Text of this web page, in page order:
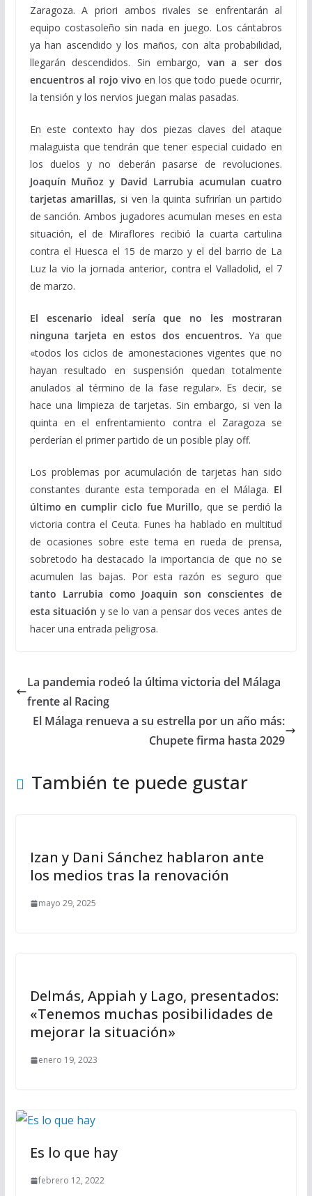
Zaragoza. A priori ambos rivales se enfrentarán al
equipo costasoleño sin nada en juego. Los cántabros
ya han ascendido y los maños, con alta probabilidad,
llegarán descendidos. Sin embargo, van a ser dos
encuentros al rojo vivo en los que todo puede ocurrir,
la tensión y los nervios juegan malas pasadas.
En este contexto hay dos piezas claves del ataque
malaguista que tendrán que tener especial cuidado en
los duelos y no deberán pasarse de revoluciones.
Joaquín Muñoz y David Larrubia acumulan cuatro
tarjetas amarillas, si ven la quinta sufrirían un partido
de sanción. Ambos jugadores acumulan meses en esta
situación, el de Miraflores recibió la cuarta cartulina
contra el Huesca el 15 de marzo y el del barrio de La
Luz la vio la jornada anterior, contra el Valladolid, el 7
de marzo.
El escenario ideal sería que no les mostraran
ninguna tarjeta en estos dos encuentros. Ya que
«todos los ciclos de amonestaciones vigentes que no
hayan resultado en suspensión quedan totalmente
anulados al término de la fase regular». Es decir, se
hace una limpieza de tarjetas. Sin embargo, si ven la
quinta en el enfrentamiento contra el Zaragoza se
perderían el primer partido de un posible play off.
Los problemas por acumulación de tarjetas han sido
constantes durante esta temporada en el Málaga. El
último en cumplir ciclo fue Murillo, que se perdió la
victoria contra el Ceuta. Funes ha hablado en multitud
de ocasiones sobre este tema en rueda de prensa,
sobretodo ha destacado la importancia de que no se
acumulen las bajas. Por esta razón es seguro que
tanto Larrubia como Joaquin son conscientes de
esta situación y se lo van a pensar dos veces antes de
hacer una entrada peligrosa.
La pandemia rodeó la última victoria del Málaga
frente al Racing
El Málaga renueva a su estrella por un año más:
Chupete firma hasta 2029
También te puede gustar
Izan y Dani Sánchez hablaron ante
los medios tras la renovación
mayo 29, 2025
Delmás, Appiah y Lago, presentados:
«Tenemos muchas posibilidades de
mejorar la situación»
enero 19, 2023
Es lo que hay
febrero 12, 2022